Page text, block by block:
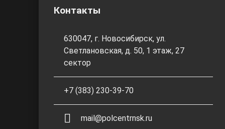
Контакты
630047, г. Новосибирск, ул.
Светлановская, д. 50, 1 этаж, 27
сектор
+7 (383) 230-39-70
mail@polcentrnsk.ru